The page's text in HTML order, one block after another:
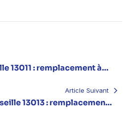
13011 : remplacement à
Article Suivant
13013 : remplacement à